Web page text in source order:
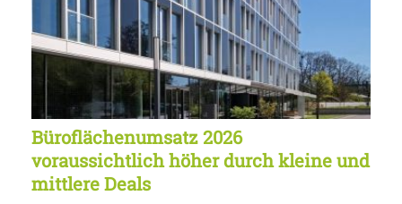
Büroflächenumsatz 2026
voraussichtlich höher durch kleine und
mittlere Deals